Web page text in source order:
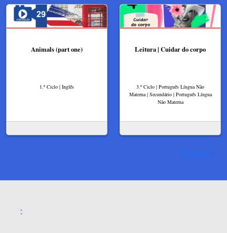
Animals (part one)
1.º Ciclo | Inglês
Leitura | Cuidar do corpo
3.º Ciclo | Português Língua Não
Materna | Secundário | Português Língua
Não Materna
Ver mais